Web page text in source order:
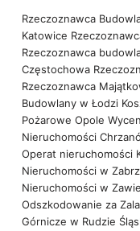
Rzeczoznawca
Katowice
Rzeczoznawca
Częstochowa
Rzeczoznawca
Budowlany w Łodzi
Pożarowe Opole
Nieruchomości
Operat nieruchomości
Nieruchomości w
Nieruchomości w
Odszkodowanie za
Górnicze w Rudzie